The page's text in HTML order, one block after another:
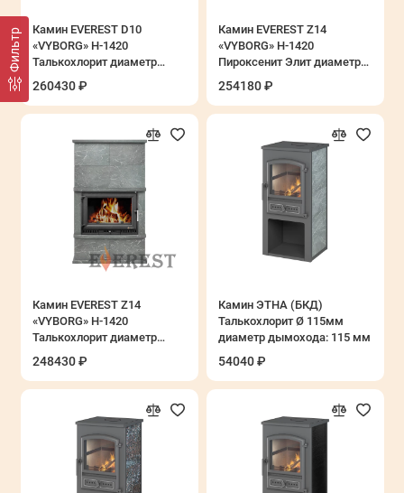
Фильтр
Камин EVEREST D10
«VYBORG» Н-1420
Талькохлорит диаметр
260430 ₽
Камин EVEREST Z14
«VYBORG» Н-1420
Пироксенит Элит диаметр
254180 ₽
Камин EVEREST Z14
«VYBORG» Н-1420
Талькохлорит диаметр
248430 ₽
Камин ЭТНА (БКД)
Талькохлорит Ø 115мм
диаметр дымохода: 115 мм
54040 ₽